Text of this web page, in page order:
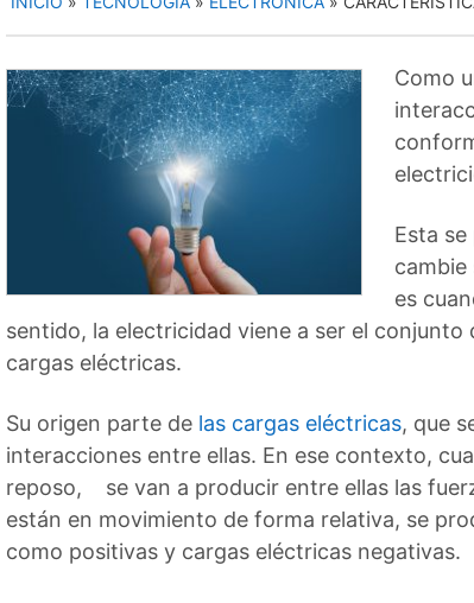
Como
Esta
cambie
es
sentido, la electricidad viene a ser el
cargas eléctricas.
Su origen parte de las cargas eléctricas, que
interacciones entre ellas. En ese contexto,
reposo, se van a producir entre ellas las
están en movimiento de forma relativa, se
como positivas y cargas eléctricas negativas.